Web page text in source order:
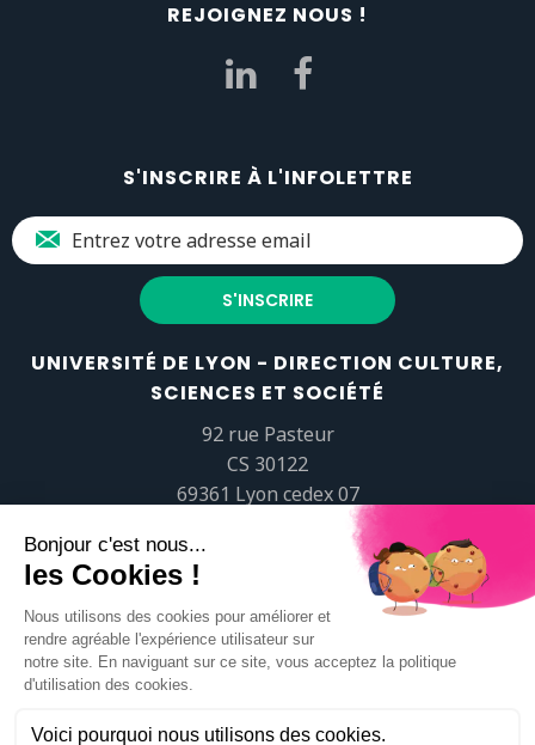
REJOIGNEZ NOUS !
S'INSCRIRE À L'INFOLETTRE
UNIVERSITÉ DE LYON - DIRECTION CULTURE,
SCIENCES ET SOCIÉTÉ
92 rue Pasteur
CS 30122
69361 Lyon cedex 07
popsciences@universite-lyon.fr
Tél.+33 (0)4 37 37 82 01